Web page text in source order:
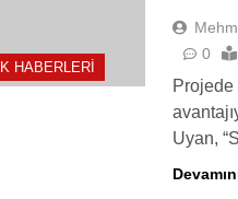
HABERLERI
0
Projede
Uyan,